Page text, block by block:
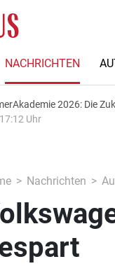
NACHRICHTEN
2026: Die
Uhr
Nachrichten